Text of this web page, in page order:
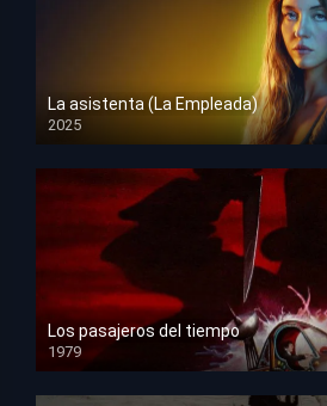
La asistenta (La Empleada)
2025
HD 1080p
Los pasajeros del tiempo
1979
HD 1080p